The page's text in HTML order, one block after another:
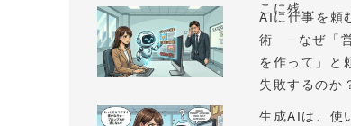
こに残...
AIに仕事を頼
術 —なぜ「
を作って」と
失敗するのか
生成AIは、使